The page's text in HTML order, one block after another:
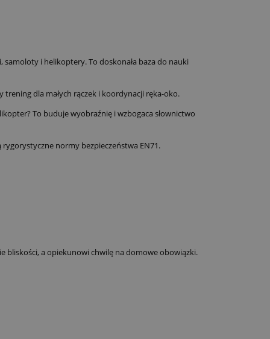
i helikoptery. To doskonała baza do nauki
dla małych rączek i koordynacji ręka-oko.
To buduje wyobraźnię i wzbogaca słownictwo
rygorystyczne normy bezpieczeństwa EN71.
bliskości, a opiekunowi chwilę na domowe obowiązki.